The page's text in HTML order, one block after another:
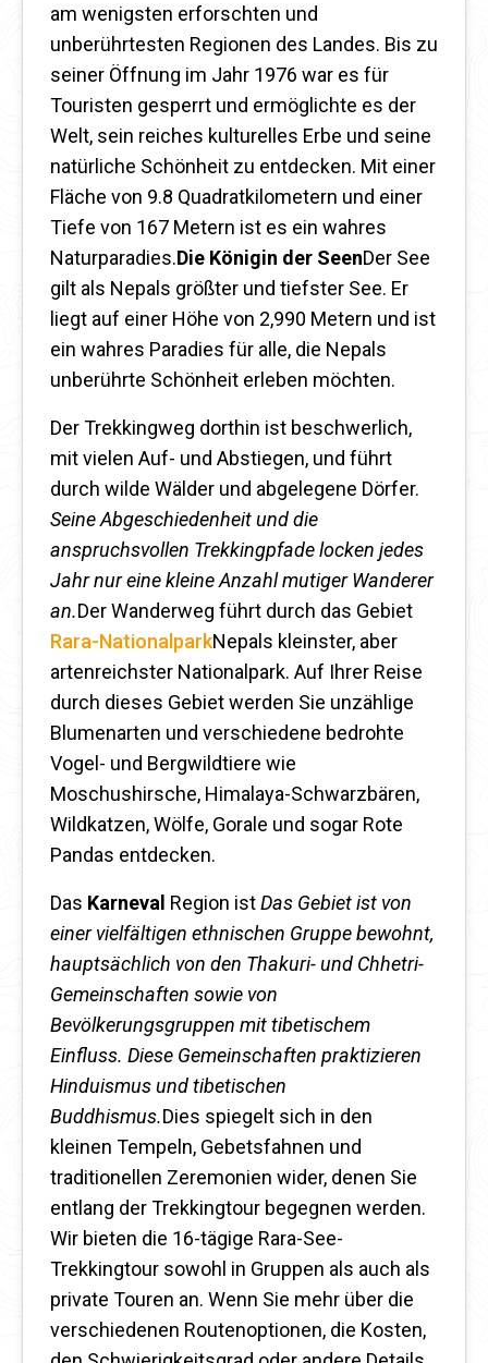
am wenigsten erforschten und
unberührtesten Regionen des Landes. Bis zu
seiner Öffnung im Jahr 1976 war es für
Touristen gesperrt und ermöglichte es der
Welt, sein reiches kulturelles Erbe und seine
natürliche Schönheit zu entdecken. Mit einer
Fläche von 9.8 Quadratkilometern und einer
Tiefe von 167 Metern ist es ein wahres
Naturparadies.Die Königin der SeenDer See
gilt als Nepals größter und tiefster See. Er
liegt auf einer Höhe von 2,990 Metern und ist
ein wahres Paradies für alle, die Nepals
unberührte Schönheit erleben möchten.
Der Trekkingweg dorthin ist beschwerlich,
mit vielen Auf- und Abstiegen, und führt
durch wilde Wälder und abgelegene Dörfer.
Seine Abgeschiedenheit und die
anspruchsvollen Trekkingpfade locken jedes
Jahr nur eine kleine Anzahl mutiger Wanderer
an.Der Wanderweg führt durch das Gebiet
Rara-NationalparkNepals kleinster, aber
artenreichster Nationalpark. Auf Ihrer Reise
durch dieses Gebiet werden Sie unzählige
Blumenarten und verschiedene bedrohte
Vogel- und Bergwildtiere wie
Moschushirsche, Himalaya-Schwarzbären,
Wildkatzen, Wölfe, Gorale und sogar Rote
Pandas entdecken.
Das Karneval Region istDas Gebiet ist von
einer vielfältigen ethnischen Gruppe bewohnt,
hauptsächlich von den Thakuri- und Chhetri-
Gemeinschaften sowie von
Bevölkerungsgruppen mit tibetischem
Einfluss. Diese Gemeinschaften praktizieren
Hinduismus und tibetischen
Buddhismus.Dies spiegelt sich in den
kleinen Tempeln, Gebetsfahnen und
traditionellen Zeremonien wider, denen Sie
entlang der Trekkingtour begegnen werden.
Wir bieten die 16-tägige Rara-See-
Trekkingtour sowohl in Gruppen als auch als
private Touren an. Wenn Sie mehr über die
verschiedenen Routenoptionen, die Kosten,